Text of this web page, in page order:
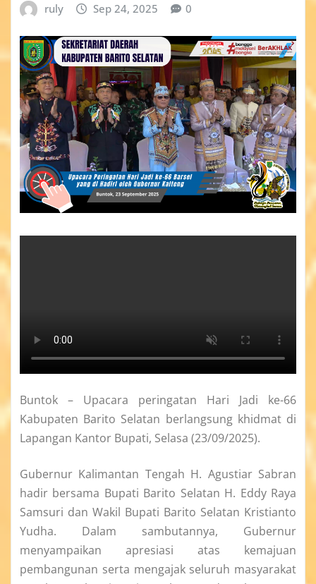
ruly Sep 24, 2025 0
Buntok – Upacara peringatan Hari Jadi ke-66
Kabupaten Barito Selatan berlangsung khidmat di
Lapangan Kantor Bupati, Selasa (23/09/2025).
Gubernur Kalimantan Tengah H. Agustiar Sabran
hadir bersama Bupati Barito Selatan H. Eddy Raya
Samsuri dan Wakil Bupati Barito Selatan Kristianto
Yudha. Dalam sambutannya, Gubernur
menyampaikan apresiasi atas kemajuan
pembangunan serta mengajak seluruh masyarakat